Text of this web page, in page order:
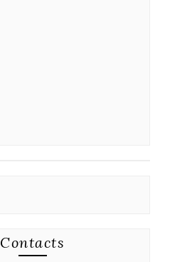
Contacts